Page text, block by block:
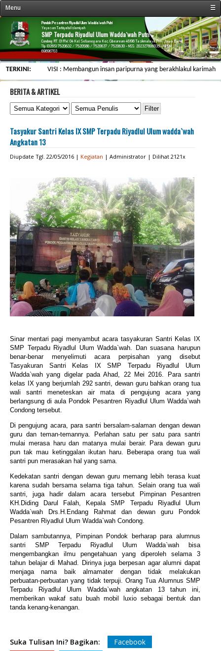
Menu
☰
« Beranda
Profil Sekolah
Fasilitas Sekolah
Kegiatan Sekolah
Data Personalia
Menu Siswa
Galeri & Arsip
Pondok Pesantren Riyadlul Ulum Wadda`wah Putri
Yayasan Tarbiyatul Islamiyah
SMP Terpadu Riyadlul Ulum Wadda`wah Putri
Condong RT. 01 RW. 04 Kel. Setianegara Kec. Cibeureum 46196 Tasikmalaya Prov. Jawa Barat
Tlp. (0265) 7520632 / 7520586 / 7520637 / 7520630 - NSS: 202327806035 - NPSN:
69896703
TERKINI: VISI : Membangun insan paripurna yang berakhlakul karimah,
BERITA & ARTIKEL
Tasyakur Santri Kelas IX SMP Terpadu Riyadlul Ulum wadda`wah
Angkatan 13
Diupdate Tgl. 22/05/2016 | Kegiatan | Administrator | Dilihat 2121x
Sinar mentari pagi menyambut acara tasyakuran Santri Kelas IX
SMP Terpadu Riyadlul Ulum Wadda`wah. Dan suasana harupun
benar-benar menyelimuti acara perpisahan yang disebut
Tasyakuran Santri Kelas IX SMP Terpadu Riyadlul Ulum
Wadda`wah yang digelar pada Ahad, 22 Mei 2016. Para santri
kelas IX yang berjumlah 292 santri, dewan guru bahkan orang tua
wali santri meneteskan air mata di pengujung acara yang
berlangsung di aula Pondok Pesantren Riyadlul Ulum Wadda`wah
Condong tersebut.
Di pengujung acara, para santri bersalam-salaman dengan dewan
guru dan teman-temannya. Perlahan satu per satu para santri
mulai merasa haru dan matanya mulai berair. Para dewan guru
pun tak mau ketinggalan ikutan haru. Beberapa orang tua wali
santri pun merasakan hal yang sama.
Kedekatan santri dengan dewan guru memang lebih terasa kuat
karena sudah bersama selama tiga tahun. Selain orang tua wali
santri, juga hadir dalam acara tersebut Pimpinan Pesantren
KH.Diding Darul Falah, Kepala SMP Terpadu Riyadlul Ulum
Wadda`wah Drs.H.Endang Rahmat dan dewan guru Pondok
Pesantren Riyadlul Ulum Wadda`wah Condong.
Dalam sambutannya, Pimpinan Pondok berharap para alumnus
santri SMP Terpadu Riyadlul Ulum Wadda`wah bisa
mengembangkan ilmu pengetahuan yang diperoleh selama 3
tahun belajar di Mahad. Dirinya juga berpesan agar alumni dapat
menjaga nama baik almamater dengan tidak melakukan
perbuatan-perbuatan yang tidak terpuji. Orang Tua Alumnus SMP
Terpadu Riyadlul Ulum Wadda`wah angkatan 13 tahun ini,
memberikan wakaf satu buah mobil luxio sebagai bentuk dan
tanda kenang-kenangan.
Suka Tulisan Ini? Bagikan:
Facebook